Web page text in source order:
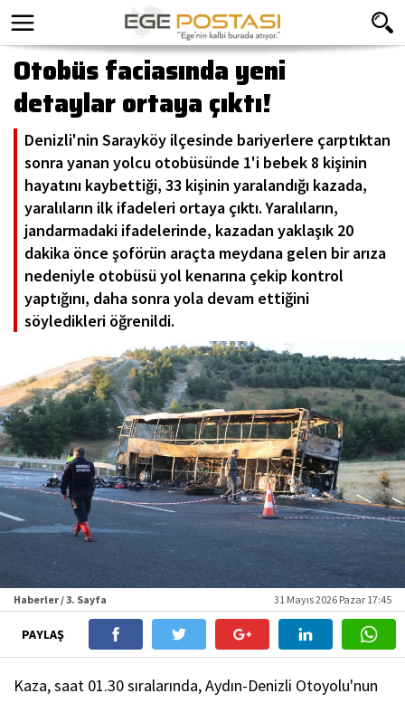
Otobüs faciasında yeni
detaylar ortaya çıktı!
Denizli'nin Sarayköy ilçesinde bariyerlere çarptıktan
sonra yanan yolcu otobüsünde 1'i bebek 8 kişinin
hayatını kaybettiği, 33 kişinin yaralandığı kazada,
yaralıların ilk ifadeleri ortaya çıktı. Yaralıların,
jandarmadaki ifadelerinde, kazadan yaklaşık 20
dakika önce şoförün araçta meydana gelen bir arıza
nedeniyle otobüsü yol kenarına çekip kontrol
yaptığını, daha sonra yola devam ettiğini
söyledikleri öğrenildi.
Haberler / 3. Sayfa 31 Mayıs 2026 Pazar 17:45
PAYLAŞ
Kaza, saat 01.30 sıralarında, Aydın-Denizli Otoyolu'nun